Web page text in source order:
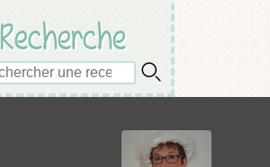
Recherche